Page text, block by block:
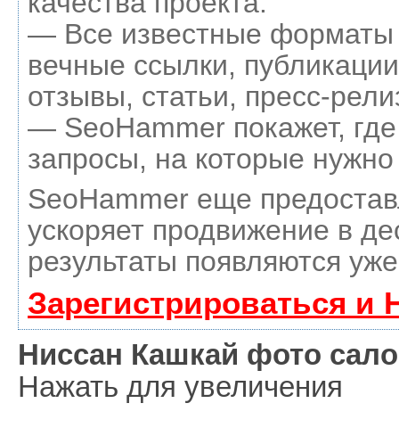
— Все известные форматы
вечные ссылки,
отзывы, статьи, пресс-
— SeoHammer покажет,
запросы, на которые
SeoHammer еще
ускоряет продвижение в
результаты появляются
Зарегистрироваться и
Ниссан Кашкай фото
Нажать для увеличения